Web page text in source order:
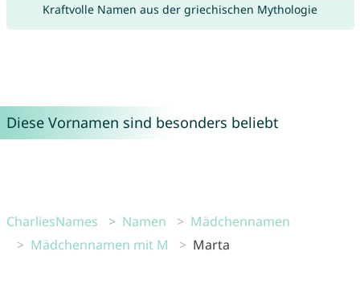
Kraftvolle Namen aus der griechischen Mythologie
Diese Vornamen sind besonders beliebt
CharliesNames Namen
Mädchennamen
Mädchennamen mit M
Marta